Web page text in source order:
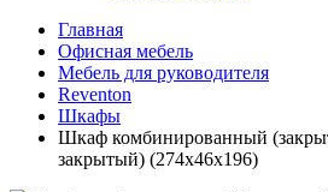
Главная
Офисная мебель
Мебель для руководителя
Reventon
Шкафы
Шкаф комбинированный
закрытый) (274x46x196)